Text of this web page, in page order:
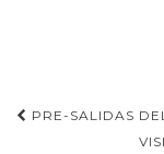
PRE-SALIDAS